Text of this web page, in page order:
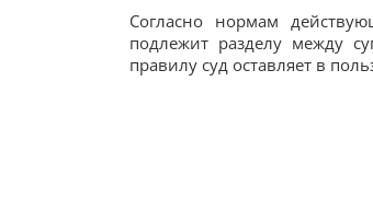
Согласно нормам
подлежит разделу между
правилу суд оставляет в